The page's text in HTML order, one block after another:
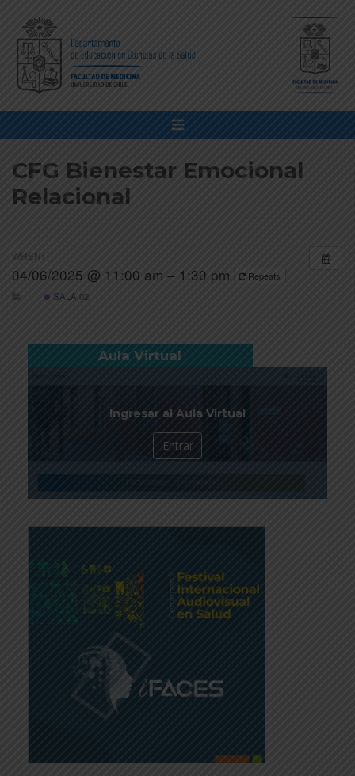
CFG Bienestar Emocional
Relacional
WHEN:
04/06/2025 @ 11:00 am – 1:30 pm
Repeats
SALA 02
Aula Virtual
Ingresar al Aula Virtual
Entrar